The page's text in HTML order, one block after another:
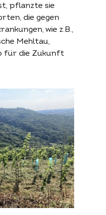
pflanzte sie
die gegen
wie z.B.,
Mehltau,
für die Zukunft